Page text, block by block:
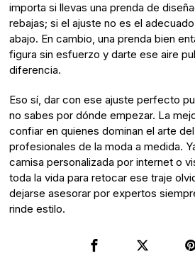
importa si llevas una prenda de
rebajas; si el ajuste no es el
abajo. En cambio, una prenda bien
figura sin esfuerzo y darte ese aire
diferencia.
Eso sí, dar con ese ajuste perfecto
no sabes por dónde empezar. La
confiar en quienes dominan el arte
profesionales de la moda a medida.
camisa personalizada por internet o
toda la vida para retocar ese traje
dejarse asesorar por expertos
rinde estilo.